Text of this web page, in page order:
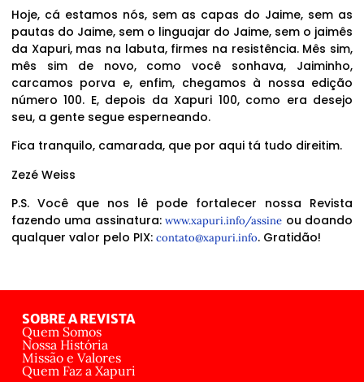
Hoje, cá estamos nós, sem as capas do Jaime, sem as
pautas do Jaime, sem o linguajar do Jaime, sem o jaimês
da Xapuri, mas na labuta, firmes na resistência. Mês sim,
mês sim de novo, como você sonhava, Jaiminho,
carcamos porva e, enfim, chegamos à nossa edição
número 100. E, depois da Xapuri 100, como era desejo
seu, a gente segue esperneando.
Fica tranquilo, camarada, que por aqui tá tudo direitim.
Zezé Weiss
P.S. Você que nos lê pode fortalecer nossa Revista
fazendo uma assinatura:www.xapuri.info/assine ou doando
qualquer valor pelo PIX: contato@xapuri.info. Gratidão!
SOBRE A REVISTA
Quem Somos
Nossa História
Missão e Valores
Quem Faz a Xapuri